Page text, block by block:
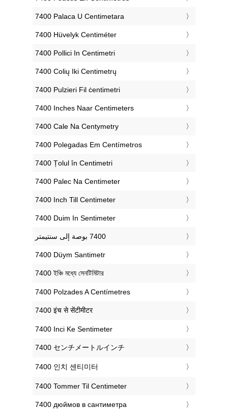
‎7400 Palaca U Centimetara
‎7400 Hüvelyk Centiméter
‎7400 Pollici In Centimetri
‎7400 Colių Iki Centimetrų
‎7400 Pulzieri Fil ċentimetri
‎7400 Inches Naar Centimeters
‎7400 Cale Na Centymetry
‎7400 Polegadas Em Centímetros
‎7400 Țolul în Centimetri
‎7400 Palec Na Centimeter
‎7400 Inch Till Centimeter
‎7400 Duim In Sentimeter
‎7400 Düym Santimetr
‎7400 ইঞ্চি মধ্যে সেনটিমিটার
‎7400 Polzades A Centímetres
‎7400 इंच से सेंटीमीटर
‎7400 Inci Ke Sentimeter
‎7400 センチメートルインチ
‎7400 인치 센티미터
‎7400 Tommer Til Centimeter
‎7400 дюймов в сантиметра